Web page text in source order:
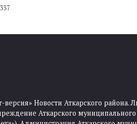
337
версия» Новости Аткарского
Аткарского муниципального